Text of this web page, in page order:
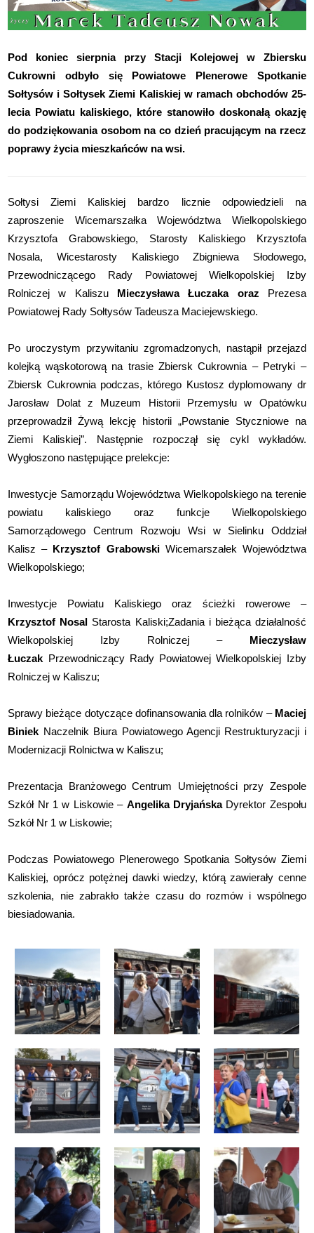
Pod koniec sierpnia przy Stacji Kolejowej w Zbiersku
Cukrowni odbyło się Powiatowe Plenerowe Spotkanie
Sołtysów i Sołtysek Ziemi Kaliskiej w ramach obchodów 25-
lecia Powiatu kaliskiego, które stanowiło doskonałą okazję
do podziękowania osobom na co dzień pracującym na rzecz
poprawy życia mieszkańców na wsi.
Sołtysi Ziemi Kaliskiej bardzo licznie odpowiedzieli na
zaproszenie Wicemarszałka Województwa Wielkopolskiego
Krzysztofa Grabowskiego, Starosty Kaliskiego Krzysztofa
Nosala, Wicestarosty Kaliskiego Zbigniewa Słodowego,
Przewodniczącego Rady Powiatowej Wielkopolskiej Izby
Rolniczej w Kaliszu Mieczysława Łuczaka oraz Prezesa
Powiatowej Rady Sołtysów Tadeusza Maciejewskiego.
Po uroczystym przywitaniu zgromadzonych, nastąpił przejazd
kolejką wąskotorową na trasie Zbiersk Cukrownia – Petryki –
Zbiersk Cukrownia podczas, którego Kustosz dyplomowany dr
Jarosław Dolat z Muzeum Historii Przemysłu w Opatówku
przeprowadził Żywą lekcję historii „Powstanie Styczniowe na
Ziemi Kaliskiej”. Następnie rozpoczął się cykl wykładów.
Wygłoszono następujące prelekcje:
Inwestycje Samorządu Województwa Wielkopolskiego na terenie
powiatu kaliskiego oraz funkcje Wielkopolskiego
Samorządowego Centrum Rozwoju Wsi w Sielinku Oddział
Kalisz – Krzysztof GrabowskiWicemarszałek Województwa
Wielkopolskiego;
Inwestycje Powiatu Kaliskiego oraz ścieżki rowerowe –
Krzysztof Nosal Starosta Kaliski;Zadania i bieżąca działalność
Wielkopolskiej Izby Rolniczej – Mieczysław
Łuczak Przewodniczący Rady Powiatowej Wielkopolskiej Izby
Rolniczej w Kaliszu;
Sprawy bieżące dotyczące dofinansowania dla rolników – Maciej
Biniek Naczelnik Biura Powiatowego Agencji Restrukturyzacji i
Modernizacji Rolnictwa w Kaliszu;
Prezentacja Branżowego Centrum Umiejętności przy Zespole
Szkół Nr 1 w Liskowie – Angelika DryjańskaDyrektor Zespołu
Szkół Nr 1 w Liskowie;
Podczas Powiatowego Plenerowego Spotkania Sołtysów Ziemi
Kaliskiej, oprócz potężnej dawki wiedzy, którą zawierały cenne
szkolenia, nie zabrakło także czasu do rozmów i wspólnego
biesiadowania.